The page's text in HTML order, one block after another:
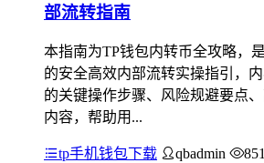
部流转指南
本指南为TP钱包内转币全攻略，
的安全高效内部流转实操指引，
的关键操作步骤、风险规避要点
内容，帮助用...
tp手机钱包下载 qbadmin 851